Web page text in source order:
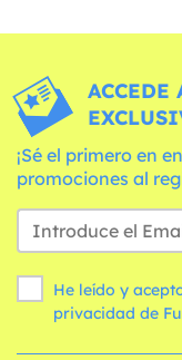
ACCEDE
¡Sé el primero en
promociones al
He leído y
privacidad de